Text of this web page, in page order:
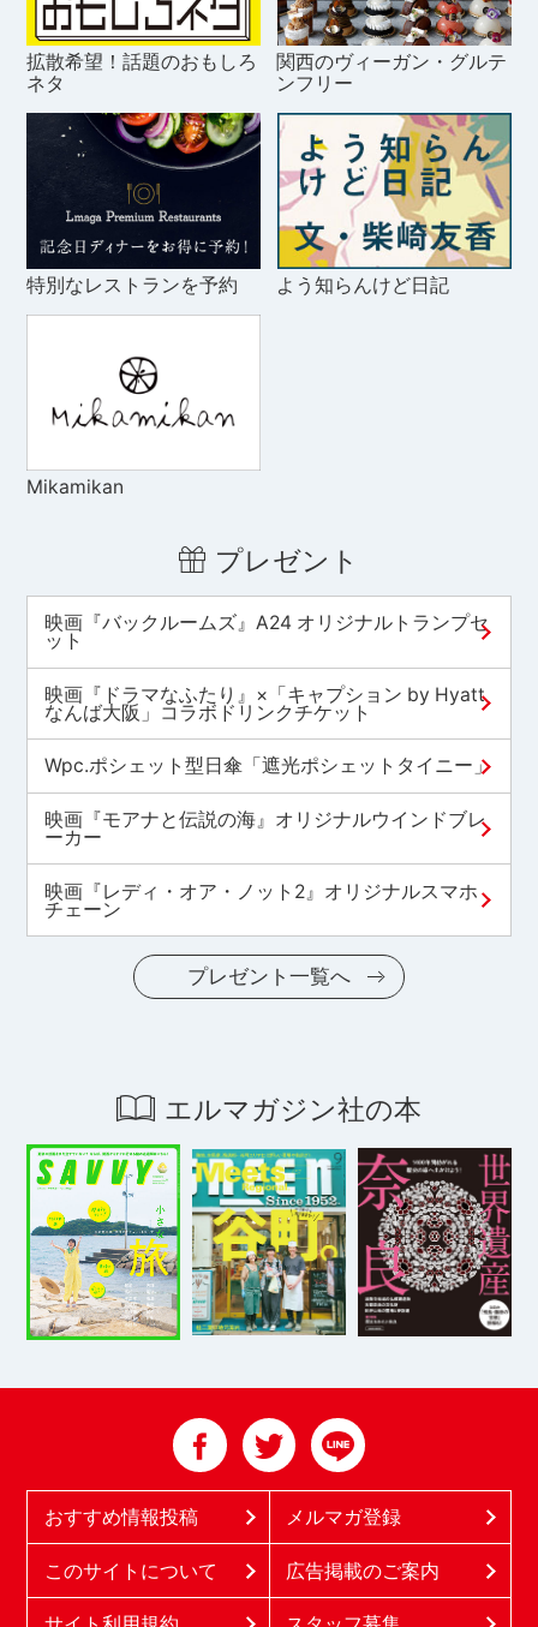
拡散希望！話題のおもしろ
ネタ
関西のヴィーガン・グルテ
ンフリー
特別なレストランを予約 よう知らんけど日記
Mikamikan
プレゼント
映画『バックルームズ』A24 オリジナルトランプセ
ット
映画『ドラマなふたり』×「キャプション by Hyatt
なんば大阪」コラボドリンクチケット
Wpc.ポシェット型日傘「遮光ポシェットタイニー」
映画『モアナと伝説の海』オリジナルウインドブレ
ーカー
映画『レディ・オア・ノット2』オリジナルスマホ
チェーン
プレゼント一覧へ
エルマガジン社の本
おすすめ情報投稿 メルマガ登録
このサイトについて 広告掲載のご案内